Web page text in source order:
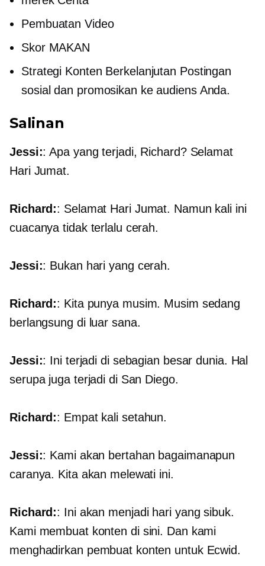
Pembuatan Video
Skor MAKAN
Strategi Konten Berkelanjutan Postingan
sosial dan promosikan ke audiens Anda.
Salinan
Jessi:: Apa yang terjadi, Richard? Selamat
Hari Jumat.
Richard:: Selamat Hari Jumat. Namun kali ini
cuacanya tidak terlalu cerah.
Jessi:: Bukan hari yang cerah.
Richard:: Kita punya musim. Musim sedang
berlangsung di luar sana.
Jessi:: Ini terjadi di sebagian besar dunia. Hal
serupa juga terjadi di San Diego.
Richard:: Empat kali setahun.
Jessi:: Kami akan bertahan bagaimanapun
caranya. Kita akan melewati ini.
Richard:: Ini akan menjadi hari yang sibuk.
Kami membuat konten di sini. Dan kami
menghadirkan pembuat konten untuk Ecwid.